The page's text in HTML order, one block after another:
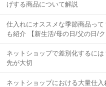
げする商品について解説
仕入れにオススメな季節商品っ
も紹介 【新生活/母の日/父の日/ク
ネットショップで差別化するに
先が大切
ネットショップにおける大量仕